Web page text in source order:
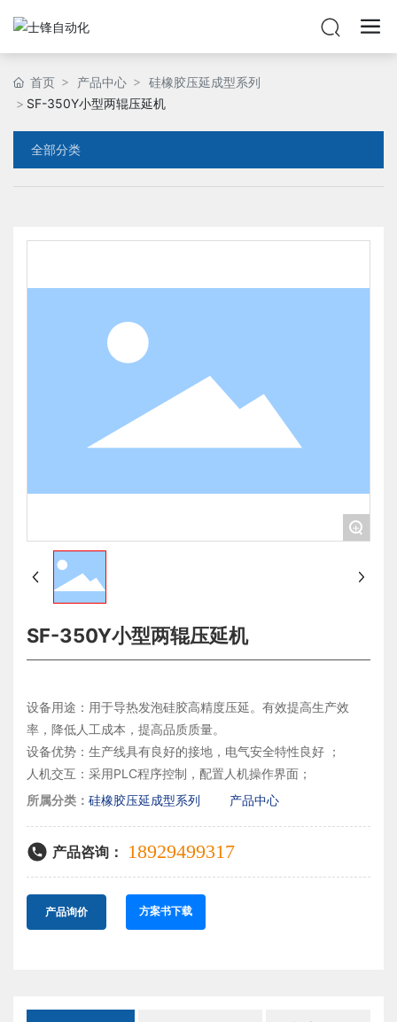
首页 产品中心
硅橡胶压延成型系列
SF-350Y小型两辊压延机
全部分类
+
SF-350Y小型两辊压延机
设备用途：用于导热发泡硅胶高精度压延。有效提高生产效
率，降低人工成本，提高品质质量。
设备优势：生产线具有良好的接地，电气安全特性良好 ；
所属分类： 硅橡胶压延成型系列 产品中心
产品咨询： 18929499317
产品询价 方案书下载